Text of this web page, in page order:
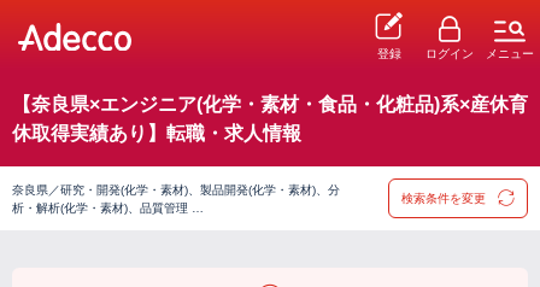
登録 ログイン メニュー
【奈良県×エンジニア(化学・素材・食品・化粧品)系×産休育
休取得実績あり】転職・求人情報
奈良県／研究・開発(化学・素材)、製品開発(化学・素材)、分
析・解析(化学・素材)、品質管理 …
検索条件を変更